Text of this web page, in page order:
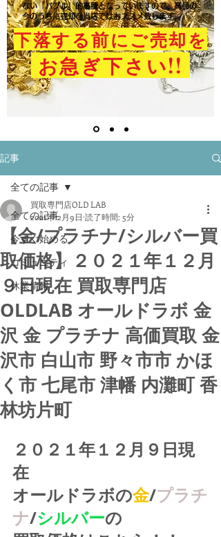
ない「バブル」的高騰となっていますので、高値の
今のうちに売却を当店ではおススメ致します。
下落する前にご売却を
お急ぎ下さい!!
記事
全ての記事
今すぐ始める
コミュニティ
休業情報
全ての記事
【金/プラチナ/シルバー買
取価格】２０２１年１２月
９日現在 買取専門店
OLDLAB オールドラボ 金
沢 金 プラチナ 高価買取 金
沢市 白山市 野々市市 かほ
く市 七尾市 津幡 内灘町 香
林坊片町
買取専門店OLD LAB
2021年12月9日 読了時間: 5分
２０２１年１２月９日現
在
オールドラボの金/プラチ
ナ/シルバーの